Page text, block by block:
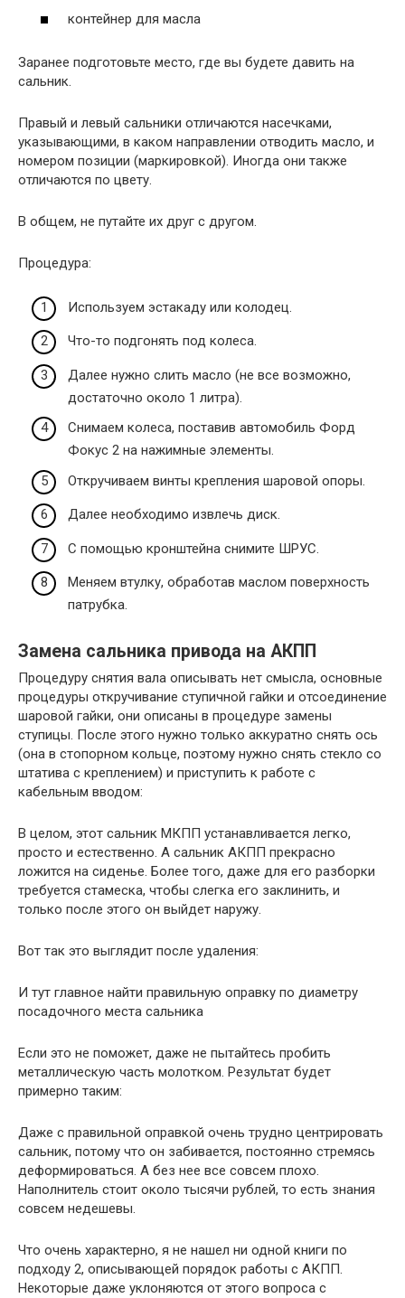
контейнер для масла
Заранее подготовьте место, где вы будете давить на
сальник.
Правый и левый сальники отличаются насечками,
указывающими, в каком направлении отводить масло, и
номером позиции (маркировкой). Иногда они также
отличаются по цвету.
В общем, не путайте их друг с другом.
Процедура:
Используем эстакаду или колодец.
Что-то подгонять под колеса.
Далее нужно слить масло (не все возможно,
достаточно около 1 литра).
Снимаем колеса, поставив автомобиль Форд
Фокус 2 на нажимные элементы.
Откручиваем винты крепления шаровой опоры.
Далее необходимо извлечь диск.
С помощью кронштейна снимите ШРУС.
Меняем втулку, обработав маслом поверхность
патрубка.
Замена сальника привода на АКПП
Процедуру снятия вала описывать нет смысла, основные
процедуры откручивание ступичной гайки и отсоединение
шаровой гайки, они описаны в процедуре замены
ступицы. После этого нужно только аккуратно снять ось
(она в стопорном кольце, поэтому нужно снять стекло со
штатива с креплением) и приступить к работе с
кабельным вводом:
В целом, этот сальник МКПП устанавливается легко,
просто и естественно. А сальник АКПП прекрасно
ложится на сиденье. Более того, даже для его разборки
требуется стамеска, чтобы слегка его заклинить, и
только после этого он выйдет наружу.
Вот так это выглядит после удаления:
И тут главное найти правильную оправку по диаметру
посадочного места сальника
Если это не поможет, даже не пытайтесь пробить
металлическую часть молотком. Результат будет
примерно таким:
Даже с правильной оправкой очень трудно центрировать
сальник, потому что он забивается, постоянно стремясь
деформироваться. А без нее все совсем плохо.
Наполнитель стоит около тысячи рублей, то есть знания
совсем недешевы.
Что очень характерно, я не нашел ни одной книги по
подходу 2, описывающей порядок работы с АКПП.
Некоторые даже уклоняются от этого вопроса с